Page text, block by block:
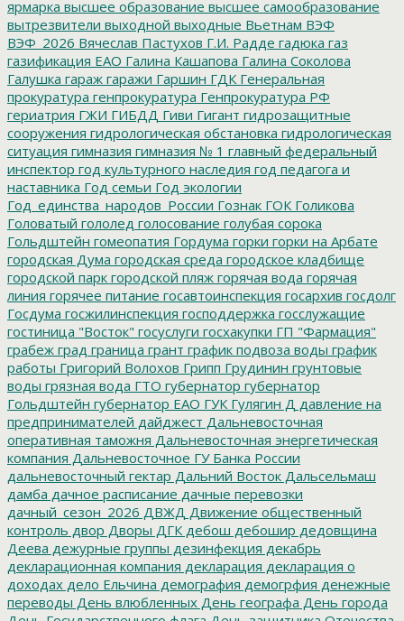
ярмарка высшее образование высшее самообразование
вытрезвители выходной выходные Вьетнам ВЭФ
ВЭФ_2026 Вячеслав Пастухов Г.И. Радде гадюка газ
газификация ЕАО Галина Кашапова Галина Соколова
Галушка гараж гаражи Гаршин ГДК Генеральная
прокуратура генпрокуратура Генпрокуратура РФ
гериатрия ГЖИ ГИБДД Гиви Гигант гидрозащитные
сооружения гидрологическая обстановка гидрологическая
ситуация гимназия гимназия № 1 главный федеральный
инспектор год культурного наследия год педагога и
наставника Год семьи Год экологии
Год_единства_народов_России Гознак ГОК Голикова
Головатый гололед голосование голубая сорока
Гольдштейн гомеопатия Гордума горки горки на Арбате
городская Дума городская среда городское кладбище
городской парк городской пляж горячая вода горячая
линия горячее питание госавтоинспекция госархив госдолг
Госдума госжилинспекция господдержка госслужащие
гостиница "Восток" госуслуги госхакупки ГП "Фармация"
грабеж град граница грант график подвоза воды график
работы Григорий Волохов Грипп Грудинин грунтовые
воды грязная вода ГТО губернатор губернатор
Гольдштейн губернатор ЕАО ГУК Гулягин Д давление на
предпринимателей дайджест Дальневосточная
оперативная таможня Дальневосточная энергетическая
компания Дальневосточное ГУ Банка России
дальневосточный гектар Дальний Восток Дальсельмаш
дамба дачное расписание дачные перевозки
дачный_сезон_2026 ДВЖД Движение общественный
контроль двор Дворы ДГК дебош дебошир дедовщина
Деева дежурные группы дезинфекция декабрь
декларационная компания декларация декларация о
доходах дело Ельчина демография демогрфия денежные
переводы День влюбленных День географа День города